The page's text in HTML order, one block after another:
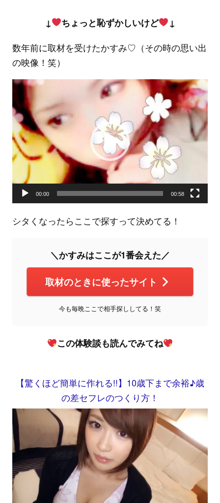
↓ ちょっと恥ずかしいけど
↓
数年前に取材を受けたかすみ♡（その時の思い出
の映像！笑）
動
プ
レ
ー
ヤ
ー
00:00 00:58
シタくなったらここで探すって決めてる！
＼かすみはここが1番会えた／
取材のときに使ったサイト
今も毎晩ここで相手探ししてる！笑
この体験談も読んでみてね
【驚くほど簡単に作れる!!】10歳下まで余裕♪歳
の差セフレのつくり方！